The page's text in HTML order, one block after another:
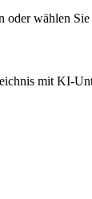
oder wählen
mit KI-